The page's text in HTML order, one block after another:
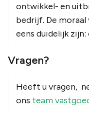
ontwikkel- en
bedrijf. De
eens duidelijk
Vragen?
Heeft u vragen,
ons team